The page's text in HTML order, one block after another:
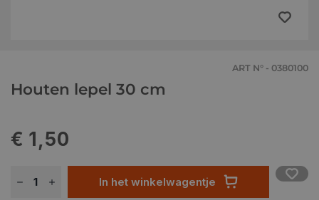
ART N° - 0380100
Houten lepel 30 cm
€ 1,50
In het winkelwagentje